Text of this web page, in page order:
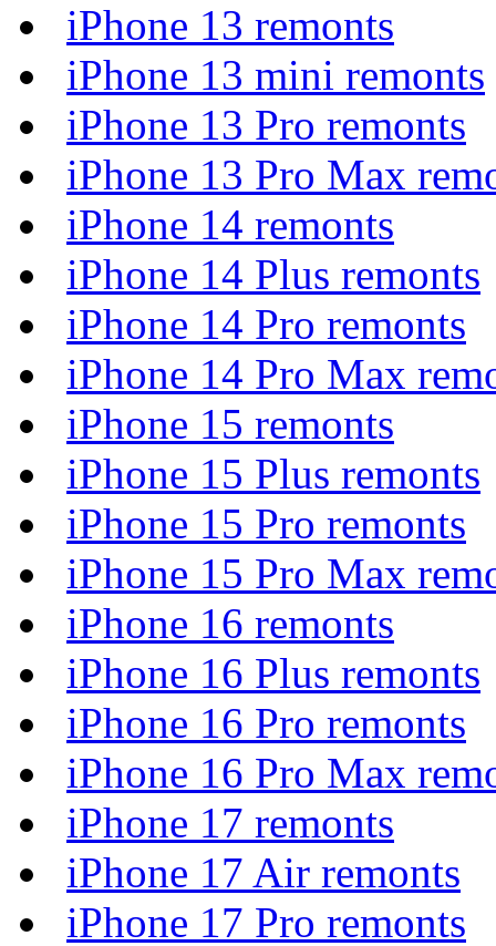
iPhone 13 remonts
iPhone 13 mini remonts
iPhone 13 Pro remonts
iPhone 13 Pro Max
iPhone 14 remonts
iPhone 14 Plus remonts
iPhone 14 Pro remonts
iPhone 14 Pro Max
iPhone 15 remonts
iPhone 15 Plus remonts
iPhone 15 Pro remonts
iPhone 15 Pro Max
iPhone 16 remonts
iPhone 16 Plus remonts
iPhone 16 Pro remonts
iPhone 16 Pro Max
iPhone 17 remonts
iPhone 17 Air remonts
iPhone 17 Pro remonts